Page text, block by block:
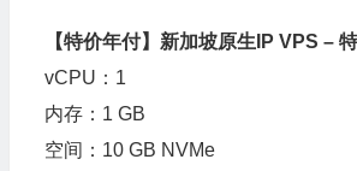
【特价年付】新加坡原生IP VPS –
vCPU：1
内存：1 GB
空间：10 GB NVMe